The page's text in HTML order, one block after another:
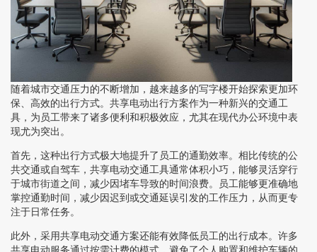
随着城市交通压力的不断增加，越来越多的写字楼开始探索更加环
保、高效的出行方式。共享电动出行方案作为一种新兴的交通工
具，为员工带来了诸多便利和积极效应，尤其在现代办公环境中表
现尤为突出。
首先，这种出行方式极大地提升了员工的通勤效率。相比传统的公
共交通或自驾车，共享电动交通工具通常体积小巧，能够灵活穿行
于城市街道之间，减少因堵车导致的时间浪费。员工能够更准确地
掌控通勤时间，减少因迟到或交通延误引发的工作压力，从而更专
注于日常任务。
此外，采用共享电动交通方案还能有效降低员工的出行成本。许多